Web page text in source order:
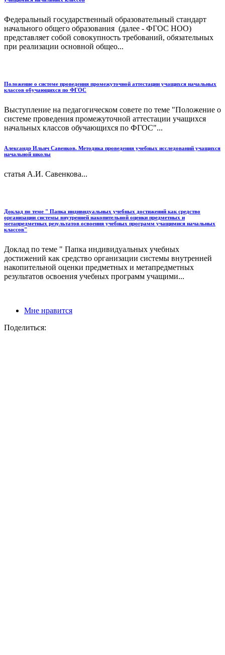
Федеральный государственный образовательный стандарт
начального общего образования (далее - ФГОС НОО)
представляет собой совокупность требований, обязательных
при реализации основной общео...
Положение о системе проведения промежуточной аттестации учащихся начальных
классов обучающихся по ФГОС
Выступление на педагогическом совете по теме "Положение о
системе проведения промежуточной аттестации учащихся
начальных классов обучающихся по ФГОС"...
Александр Ильич Савенков. Методика проведения учебных исследований учащихся
начальной школы
статья А.И. Савенкова...
Доклад по теме " Папка индивидуальных учебных достижений как средство
организации системы внутренней накопительной оценки предметных и
метапредметных результатов освоения учебных программ учащимися начальных
классов"
Доклад по теме " Папка индивидуальных учебных
достижений как средство организации системы внутренней
накопительной оценки предметных и метапредметных
результатов освоения учебных программ учащими...
Мне нравится
Поделиться: